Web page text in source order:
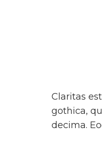
Claritas
gothica,
decima.